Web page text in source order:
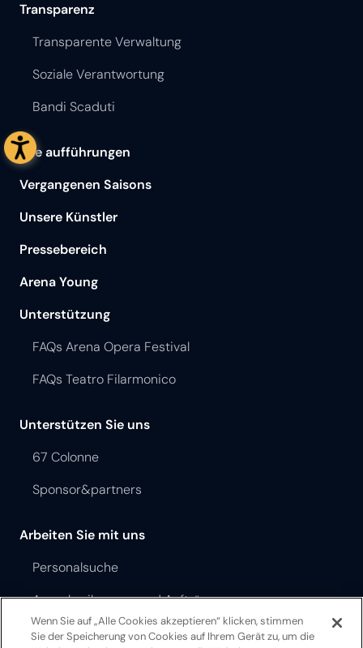
Transparenz
Transparente Verwaltung
Soziale Verantwortung
Bandi Scaduti
Alle aufführungen
Vergangenen Saisons
Unsere Künstler
Pressebereich
Arena Young
Unterstützung
FAQs Arena Opera Festival
FAQs Teatro Filarmonico
Unterstützen Sie uns
67 Colonne
Sponsor&partners
Arbeiten Sie mit uns
Personalsuche
Ausschreibungen und Aufträge
Wenn Sie auf „Alle Cookies akzeptieren“ klicken, stimmen
Sie der Speicherung von Cookies auf Ihrem Gerät zu, um die